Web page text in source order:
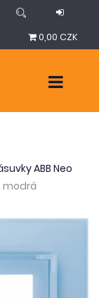
0,00 CZK
ABB Neo
modrá